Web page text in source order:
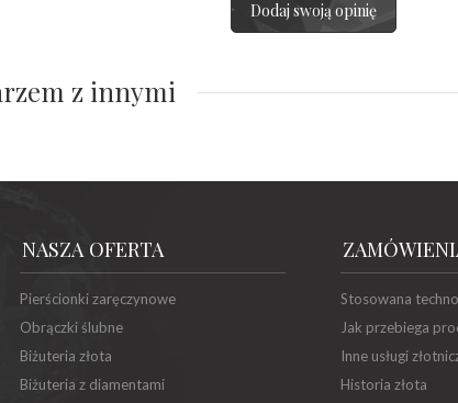
Dodaj swoją opinię
z innymi
NASZA OFERTA
Pierścionki zaręczynowe
Obrączki ślubne
Biżuteria złota
Biżuteria z diamentami
Stosowana
Jak przebiega
Inne usługi
Historia złota